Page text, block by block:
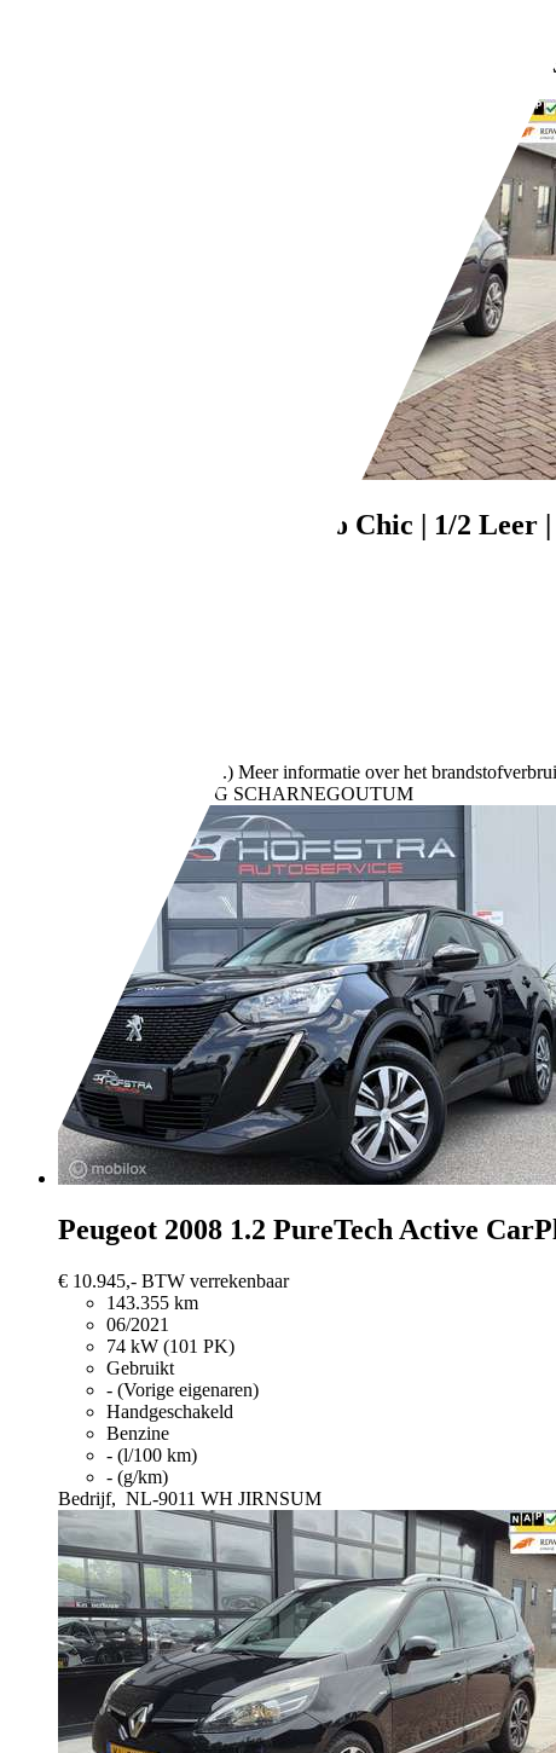
Meer informatie over het
1.6 VTi So Chic | 1/2
144 g/km (gem.) Meer informatie over het
NL-8629 EG SCHARNEGOUTUM
Peugeot 2008 1.2 PureTech Active
€ 10.945,- BTW verrekenbaar
143.355 km
06/2021
74 kW (101 PK)
Gebruikt
- (Vorige eigenaren)
Handgeschakeld
Benzine
- (l/100 km)
- (g/km)
Bedrijf, NL-9011 WH JIRNSUM